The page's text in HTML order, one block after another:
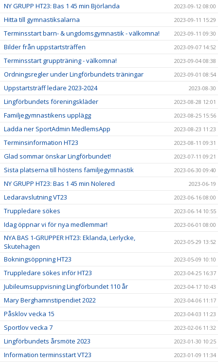
NY GRUPP HT23: Bas 1 45 min Björlanda 2023-09-12 08:00
Hitta till gymnastiksalarna 2023-09-11 15:29
Terminsstart barn- & ungdomsgymnastik - välkomna! 2023-09-11 09:30
Bilder från uppstartsträffen 2023-09-07 14:52
Terminsstart gruppträning - välkomna! 2023-09-04 08:38
Ordningsregler under Lingförbundets träningar 2023-09-01 08:54
Uppstartsträff ledare 2023-2024 2023-08-30
Lingförbundets föreningskläder 2023-08-28 12:01
Familjegymnastikens upplägg 2023-08-25 15:56
Ladda ner SportAdmin MedlemsApp 2023-08-23 11:23
Terminsinformation HT23 2023-08-11 09:31
Glad sommar önskar Lingförbundet! 2023-07-11 09:21
Sista platserna till höstens familjegymnastik 2023-06-30 09:40
NY GRUPP HT23: Bas 1 45 min Nolered 2023-06-19
Ledaravslutning VT23 2023-06-16 08:00
Truppledare sökes 2023-06-14 10:55
Idag öppnar vi för nya medlemmar! 2023-06-01 08:00
NYA BAS 1-GRUPPER HT23: Eklanda, Lerlycke,
Skutehagen
2023-05-29 13:52
Bokningsöppning HT23 2023-05-09 10:10
Truppledare sökes inför HT23 2023-04-25 16:37
Jubileumsuppvisning Lingförbundet 110 år 2023-04-17 10:43
Mary Berghamnstipendiet 2022 2023-04-06 11:17
Påsklov vecka 15 2023-04-03 11:23
Sportlov vecka 7 2023-02-06 11:32
Lingförbundets årsmöte 2023 2023-01-30 10:25
Information terminsstart VT23 2023-01-09 11:34